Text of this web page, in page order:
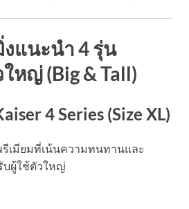
แนะนำ 4 รุ่น
หญ่ (Big & Tall)
4 Series (Size XL)
รีเมียมที่เน้นความทนทานและ
บผู้ใช้ตัวใหญ่